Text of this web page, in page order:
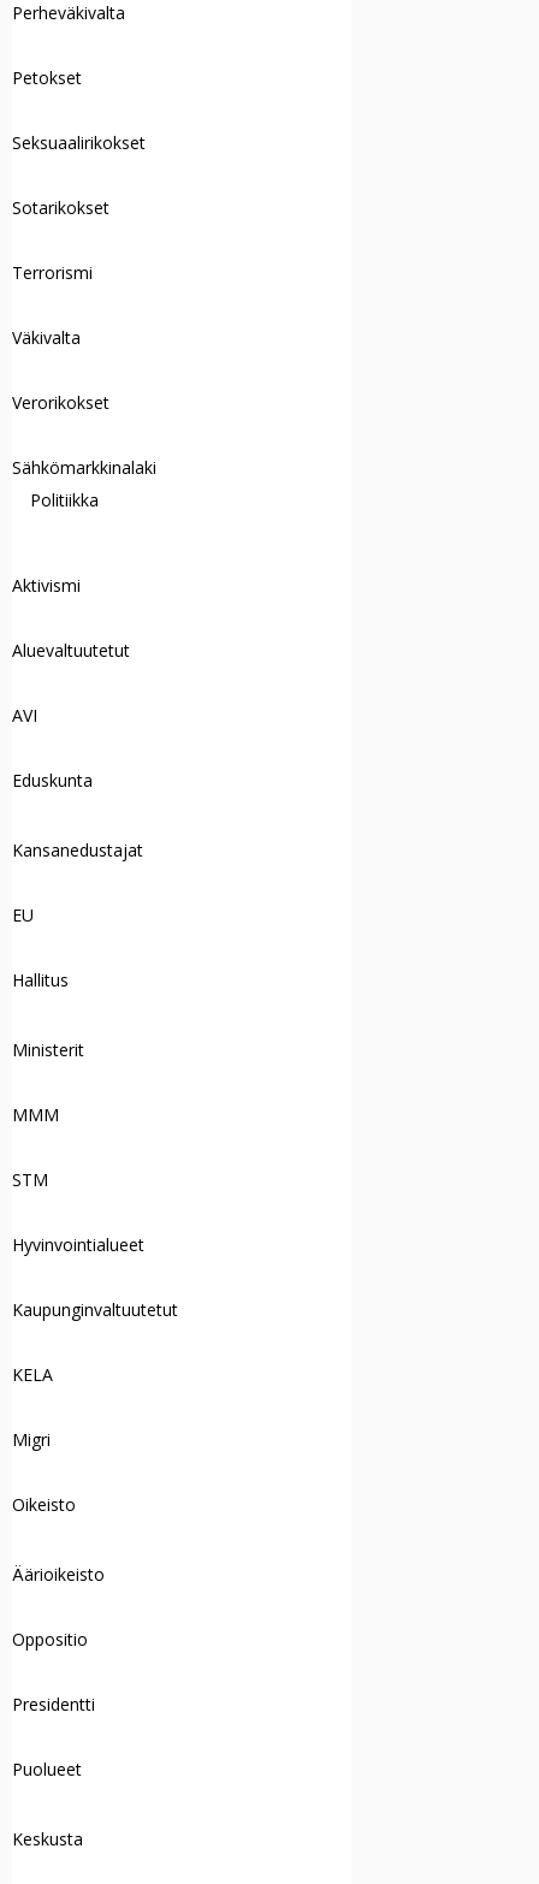
Perheväkivalta
Petokset
Seksuaalirikokset
Sotarikokset
Terrorismi
Väkivalta
Verorikokset
Sähkömarkkinalaki
Politiikka
Aktivismi
Aluevaltuutetut
AVI
Eduskunta
Kansanedustajat
EU
Hallitus
Ministerit
MMM
STM
Hyvinvointialueet
Kaupunginvaltuutetut
KELA
Migri
Oikeisto
Äärioikeisto
Oppositio
Presidentti
Puolueet
Keskusta